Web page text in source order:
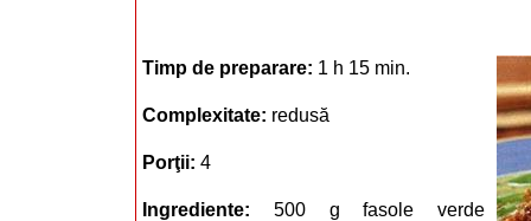
Timp de preparare: 1 h 15 min.
Complexitate: redusă
Porţii: 4
Ingrediente: 500 g fasole verde